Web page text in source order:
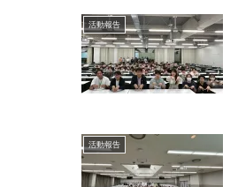
活動報告
活動報告